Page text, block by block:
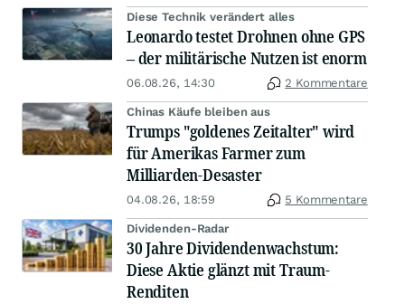
Diese Technik verändert alles
Leonardo testet Drohnen ohne GPS
– der militärische Nutzen ist enorm
06.08.26, 14:30 2 Kommentare
Chinas Käufe bleiben aus
Trumps "goldenes Zeitalter" wird
für Amerikas Farmer zum
Milliarden-Desaster
04.08.26, 18:59 5 Kommentare
Dividenden-Radar
30 Jahre Dividendenwachstum:
Diese Aktie glänzt mit Traum-
Renditen